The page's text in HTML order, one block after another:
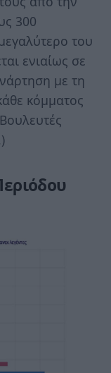
300
του
ενιαίως σε
με τη
κόμματος